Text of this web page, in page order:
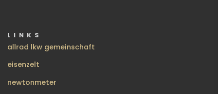
LINKS
allrad lkw gemeinschaft
eisenzelt
newtonmeter